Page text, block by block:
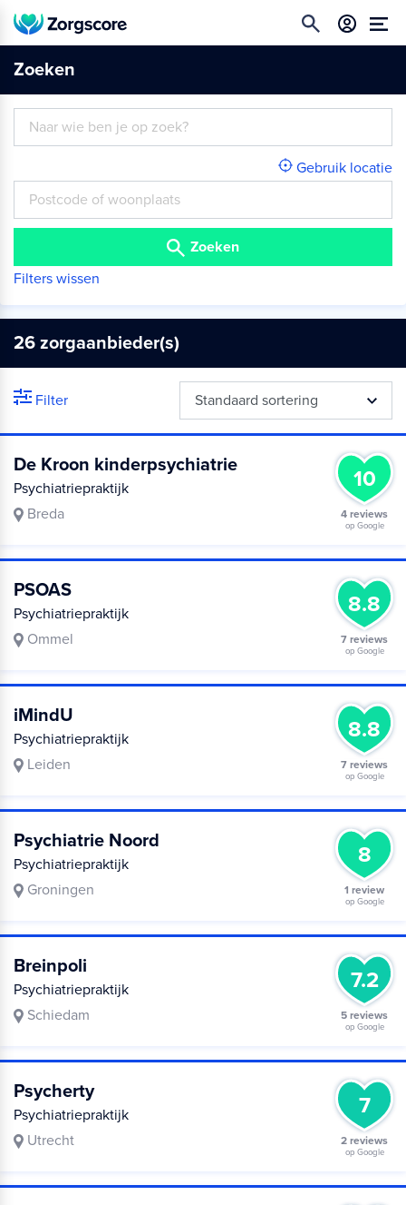
Zoeken
Gebruik locatie
Zoeken
Filters wissen
26 zorgaanbieder(s)
Filter
De Kroon kinderpsychiatrie
Psychiatriepraktijk
Breda
10
4 reviews
op Google
PSOAS
Psychiatriepraktijk
Ommel
8.8
7 reviews
op Google
iMindU
Psychiatriepraktijk
Leiden
8.8
7 reviews
op Google
Psychiatrie Noord
Psychiatriepraktijk
Groningen
8
1 review
op Google
Breinpoli
Psychiatriepraktijk
Schiedam
7.2
5 reviews
op Google
Psycherty
Psychiatriepraktijk
Utrecht
7
2 reviews
op Google